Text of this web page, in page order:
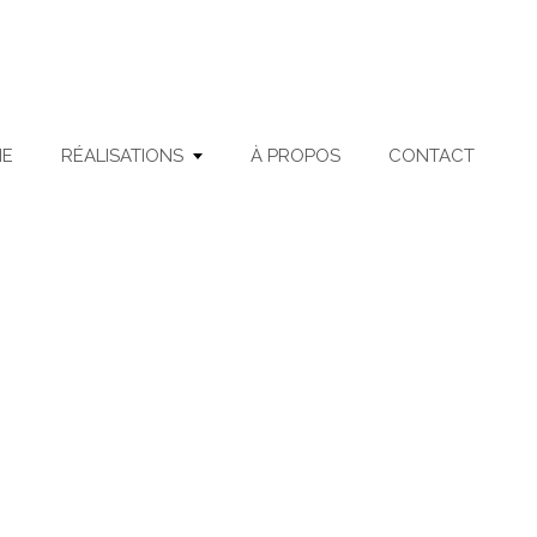
RÉALISATIONS À PROPOS CONTACT